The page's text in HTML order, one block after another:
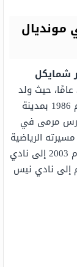
مونديال
شمايكل
البالغ من العمرِ حوالي 36 عامًا، حيث ولد
في الخامس من شهر تشرين الثاني / نوفمبر عام 1986 بمدينة
مرمى في
الرياضية
عام 2000 من خلال نادي إشتوريل برايا وانضم عام 2003 إلى نادي
إلى نادي نيس